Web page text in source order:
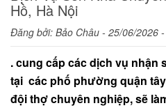
Hồ, Hà Nội
Đăng bởi: Bảo Châu - 25/06/2026
. cung cấp các dịch vụ nhận
tại các phố phường quận
đội thợ chuyên nghiệp, sẽ